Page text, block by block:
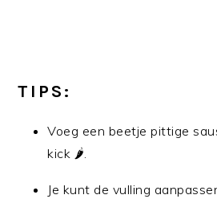
TIPS:
Voeg een beetje pittige
kick 🌶️.
Je kunt de vulling